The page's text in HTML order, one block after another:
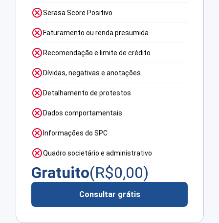
Serasa Score Positivo
Faturamento ou renda presumida
Recomendação e limite de crédito
Dívidas, negativas e anotações
Detalhamento de protestos
Dados comportamentais
Informações do SPC
Quadro societário e administrativo
Gratuito(R$0,00)
Consultar grátis